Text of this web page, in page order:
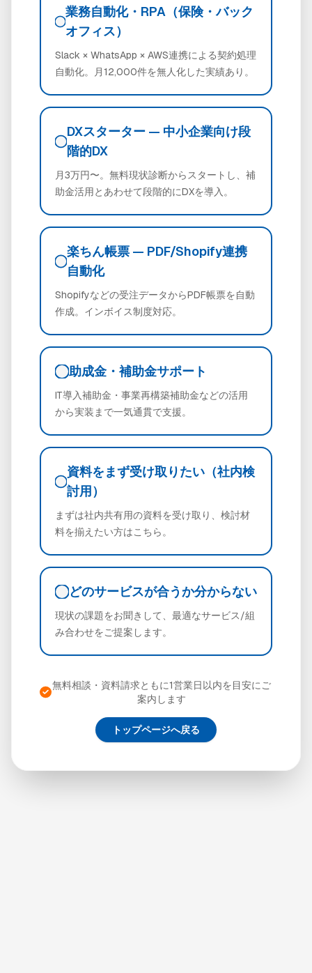
業務自動化・RPA（保険・バック
オフィス）
Slack × WhatsApp × AWS連携による契約処理
自動化。月12,000件を無人化した実績あり。
DXスターター — 中小企業向け段
階的DX
月3万円〜。無料現状診断からスタートし、補
助金活用とあわせて段階的にDXを導入。
楽ちん帳票 — PDF/Shopify連携
自動化
Shopifyなどの受注データからPDF帳票を自動
作成。インボイス制度対応。
助成金・補助金サポート
IT導入補助金・事業再構築補助金などの活用
から実装まで一気通貫で支援。
資料をまず受け取りたい（社内検
討用）
まずは社内共有用の資料を受け取り、検討材
料を揃えたい方はこちら。
どのサービスが合うか分からない
現状の課題をお聞きして、最適なサービス/組
み合わせをご提案します。
無料相談・資料請求ともに1営業日以内を目安にご
案内します
トップページへ戻る